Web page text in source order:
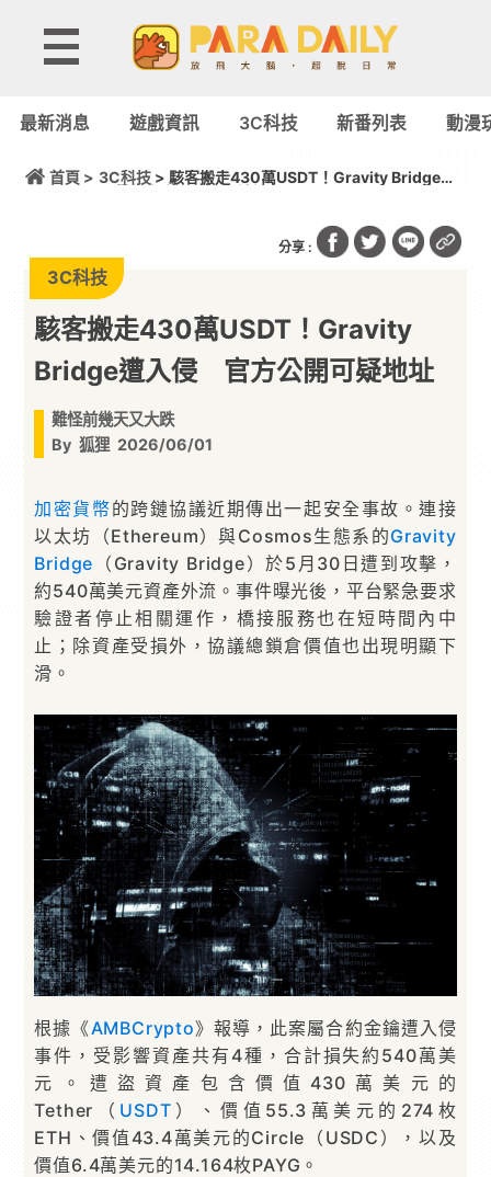
最新消息 遊戲資訊 3C科技 新番列表 動漫
首頁 > 3C科技> 駭客搬走430萬USDT！Gravity Bridge遭
分享 :
3C科技
駭客搬走430萬USDT！Gravity
Bridge遭入侵 官方公開可疑地址
難怪前幾天又大跌
By 狐狸 2026/06/01
加密貨幣的跨鏈協議近期傳出一起安全事故。連接
以太坊（Ethereum）與Cosmos生態系的Gravity
Bridge （Gravity Bridge）於5月30日遭到攻擊，
約540萬美元資產外流。事件曝光後，平台緊急要求
驗證者停止相關運作，橋接服務也在短時間內中
止；除資產受損外，協議總鎖倉價值也出現明顯下
滑。
根據《AMBCrypto》報導，此案屬合約金鑰遭入侵
事件，受影響資產共有4種，合計損失約540萬美
元。遭盜資產包含價值430萬美元的
Tether（ USDT ）、價值55.3萬美元的274枚
ETH、價值43.4萬美元的Circle（USDC），以及
價值6.4萬美元的14.164枚PAYG。